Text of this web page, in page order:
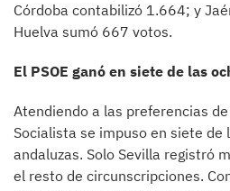
Córdoba contabilizó 1.664; y
Huelva sumó 667 votos.
El PSOE ganó en siete de las
Atendiendo a las preferencias
Socialista se impuso en siete de
andaluzas. Solo Sevilla registró
el resto de circunscripciones.